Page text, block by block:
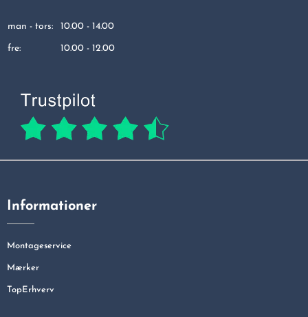
man - tors: 10.00 - 14.00
fre: 10.00 - 12.00
Informationer
Montageservice
Mærker
TopErhverv